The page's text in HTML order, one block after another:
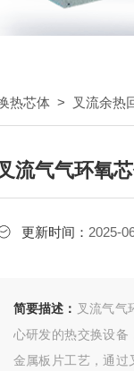
热芯体 > 叉流余热
流气气环氧
更新时间： 2025-
简要描述： 叉流气气
心研发的热交换设备
金属板片工艺，通过